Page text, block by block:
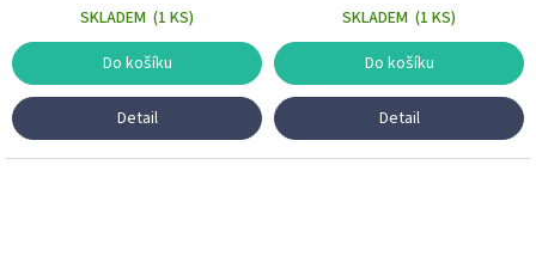
SKLADEM (1 KS)
Do košíku
Detail
SKLADEM (1 KS)
Do košíku
Detail